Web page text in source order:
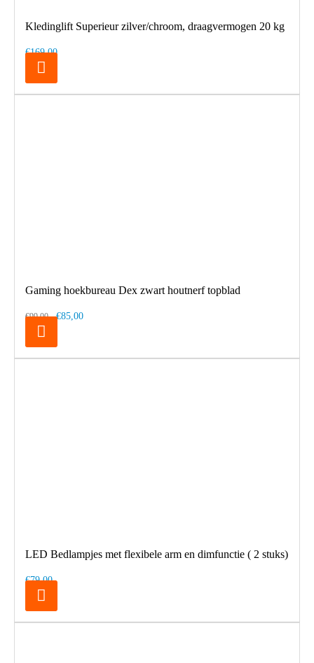
Kledinglift Superieur zilver/chroom, draagvermogen 20 kg
€169,00
Gaming hoekbureau Dex zwart houtnerf topblad
€99,00 €85,00
LED Bedlampjes met flexibele arm en dimfunctie ( 2 stuks)
€79,00